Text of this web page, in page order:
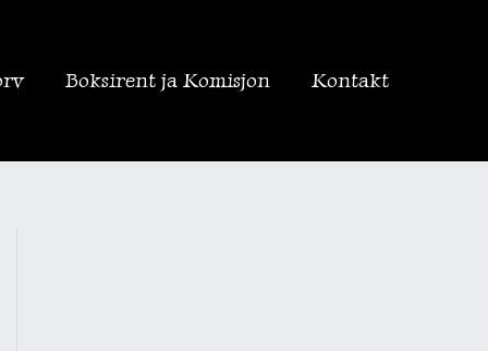
Boksirent ja Komisjon Kontakt